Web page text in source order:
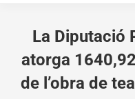
La Diputació
atorga
de l’obra de